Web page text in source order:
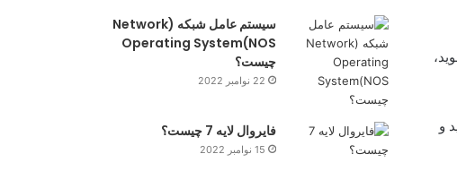
و
سیستم عامل شبکه (Network
Operating System(NOS
چیست؟
22 نوامبر 2022
فایروال لایه 7 چیست؟
15 نوامبر 2022